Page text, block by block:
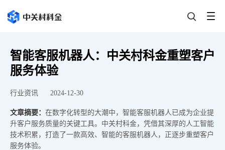
智能客服机器人：中关村科金重塑客户
服务体验
行业资讯 2024-12-30
文章摘要： 在数字化转型的大潮中，智能客服机器人已成为企业提
升客户服务质量的关键工具。中关村科金，凭借其深厚的人工智能
技术积累，打造了一款高效、智能的客服机器人，正逐步重塑客户
服务体验。